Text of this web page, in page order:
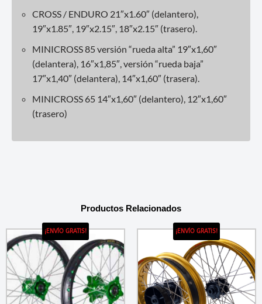
CROSS / ENDURO 21″x1.60″ (delantero),
19″x1.85″, 19″x2.15″, 18″x2.15″ (trasero).
MINICROSS 85 versión “rueda alta” 19″x1,60″
(delantera), 16″x1,85″, versión “rueda baja”
17″x1,40″ (delantera), 14″x1,60″ (trasera).
MINICROSS 65 14″x1,60″ (delantero), 12″x1,60″
(trasero)
Productos Relacionados
¡ENVÍO GRATIS! ¡ENVÍO GRATIS!